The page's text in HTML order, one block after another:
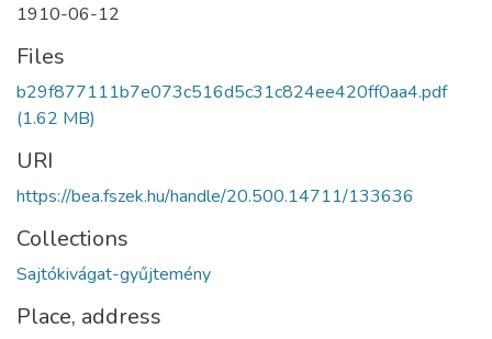
1910-06-12
Files
b29f877111b7e073c516d5c31c824ee420ff0aa4.pdf
(1.62 MB)
URI
https://bea.fszek.hu/handle/20.500.14711/133636
Collections
Sajtókivágat-gyűjtemény
Place, address